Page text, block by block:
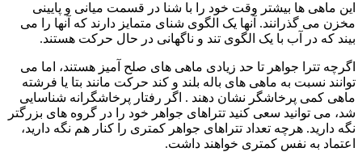
این ماهی ها بیشتر وقت خود را با شنا در قسمت میانی و پایینی
مخزن می گذرانند. آنها یک الگوی شنای متمایز دارند که آنها را می
بیند که در آب با یک الگوی تند و ناگهانی در حال حرکت هستند.
اگرچه تترا جواهر تا حد زیادی ماهی های صلح آمیز هستند، اما می
توانند نسبت به ماهی های باله بلند و کند حرکت مانند بتا یا فرشته
ماهی کمی پرخاشگر نشان دهند . اگر رفتار پرخاشگرانه شناسایی
شد، می توانید سعی کنید تتراهای جواهر خود را در گروه های بزرگتر
نگه دارید. هرچه تعداد تتراهای جواهر کمتری را کنار هم نگه دارید،
اعتماد به نفس کمتری خواهند داشت.